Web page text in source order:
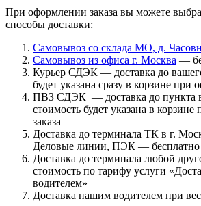
При оформлении заказа вы можете
способы доставки:
Самовывоз со склада МО, д.
Самовывоз из офиса г. Москва —
Курьер СДЭК — доставка до
будет указана сразу в корзине при
ПВЗ СДЭК — доставка до пункта
стоимость будет указана в
заказа
Доставка до терминала ТК в г.
Деловые линии, ПЭК — бесплатно
Доставка до терминала любой
стоимость по тарифу услуги
водителем»
Доставка нашим водителем при